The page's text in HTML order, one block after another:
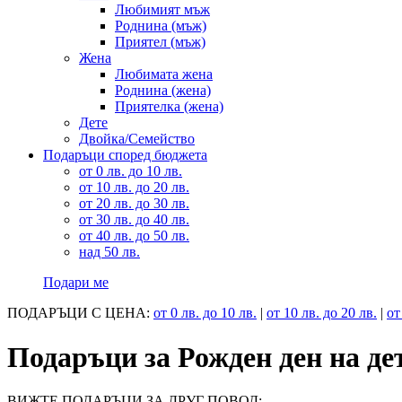
Любимият мъж
Роднина (мъж)
Приятел (мъж)
Жена
Любимата жена
Роднина (жена)
Приятелка (жена)
Дете
Двойка/Семейство
Подаръци според бюджета
от 0 лв. до 10 лв.
от 10 лв. до 20 лв.
от 20 лв. до 30 лв.
от 30 лв. до 40 лв.
от 40 лв. до 50 лв.
над 50 лв.
Подари ме
ПОДАРЪЦИ С ЦЕНА: от 0 лв. до 10 лв. | от 10 лв. до 20 лв. |
Подаръци за Рожден ден на